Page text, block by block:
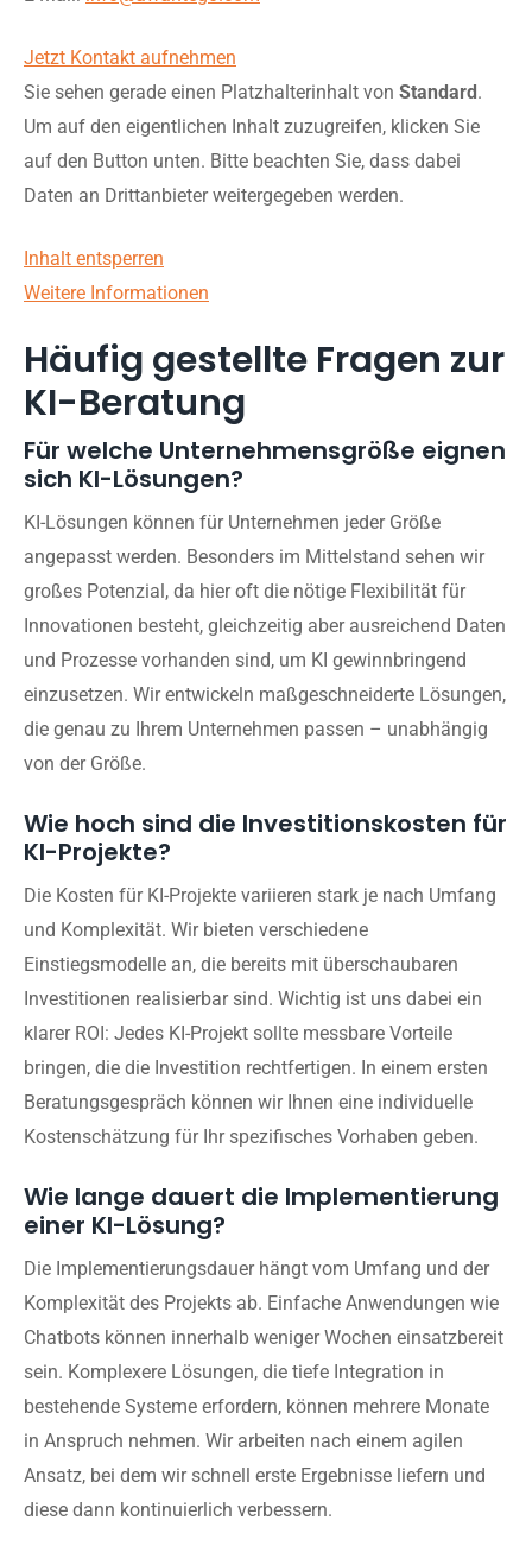
Jetzt Kontakt aufnehmen
Sie sehen gerade einen Platzhalterinhalt von Standard.
Um auf den eigentlichen Inhalt zuzugreifen, klicken Sie
auf den Button unten. Bitte beachten Sie, dass dabei
Daten an Drittanbieter weitergegeben werden.
Inhalt entsperren
Weitere Informationen
Häufig gestellte Fragen zur
KI-Beratung
Für welche Unternehmensgröße eignen
sich KI-Lösungen?
KI-Lösungen können für Unternehmen jeder Größe
angepasst werden. Besonders im Mittelstand sehen wir
großes Potenzial, da hier oft die nötige Flexibilität für
Innovationen besteht, gleichzeitig aber ausreichend Daten
und Prozesse vorhanden sind, um KI gewinnbringend
einzusetzen. Wir entwickeln maßgeschneiderte Lösungen,
die genau zu Ihrem Unternehmen passen – unabhängig
von der Größe.
Wie hoch sind die Investitionskosten für
KI-Projekte?
Die Kosten für KI-Projekte variieren stark je nach Umfang
und Komplexität. Wir bieten verschiedene
Einstiegsmodelle an, die bereits mit überschaubaren
Investitionen realisierbar sind. Wichtig ist uns dabei ein
klarer ROI: Jedes KI-Projekt sollte messbare Vorteile
bringen, die die Investition rechtfertigen. In einem ersten
Beratungsgespräch können wir Ihnen eine individuelle
Kostenschätzung für Ihr spezifisches Vorhaben geben.
Wie lange dauert die Implementierung
einer KI-Lösung?
Die Implementierungsdauer hängt vom Umfang und der
Komplexität des Projekts ab. Einfache Anwendungen wie
Chatbots können innerhalb weniger Wochen einsatzbereit
sein. Komplexere Lösungen, die tiefe Integration in
bestehende Systeme erfordern, können mehrere Monate
in Anspruch nehmen. Wir arbeiten nach einem agilen
Ansatz, bei dem wir schnell erste Ergebnisse liefern und
diese dann kontinuierlich verbessern.